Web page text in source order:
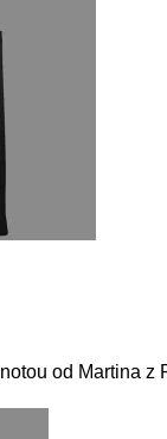
od Martina